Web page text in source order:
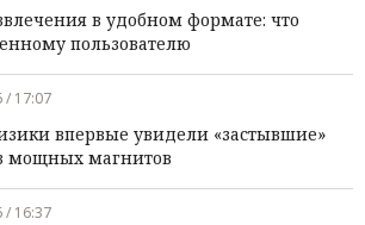
в удобном формате: что
пользователю
/ 17:07
впервые увидели «застывшие»
мощных магнитов
/ 16:37